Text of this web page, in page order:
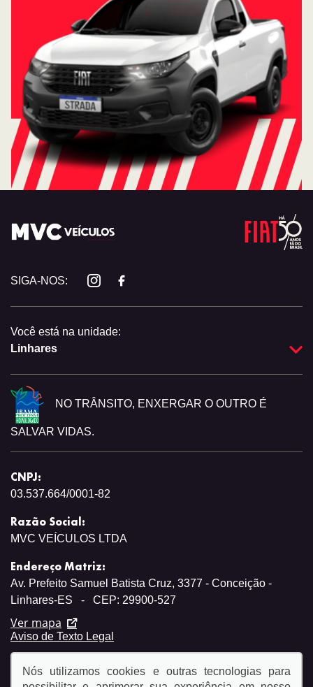
SIGA-NOS:
Você está na unidade:
Linhares
NO TRÂNSITO, ENXERGAR O OUTRO É
SALVAR VIDAS.
CNPJ:
03.537.664/0001-82
Razão Social:
MVC VEÍCULOS LTDA
Endereço Matriz:
Av. Prefeito Samuel Batista Cruz, 3377 - Conceição -
Linhares-ES
- CEP: 29900-527
Ver mapa
Aviso de Texto Legal
Nós utilizamos cookies e outras tecnologias para